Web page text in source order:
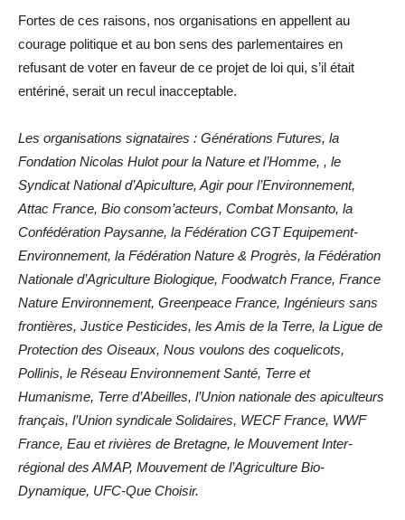
Fortes de ces raisons, nos organisations en appellent au
courage politique et au bon sens des parlementaires en
refusant de voter en faveur de ce projet de loi qui, s’il était
entériné, serait un recul inacceptable.
Les organisations signataires : Générations Futures, la
Fondation Nicolas Hulot pour la Nature et l’Homme, , le
Syndicat National d’Apiculture, Agir pour l’Environnement,
Attac France, Bio consom’acteurs, Combat Monsanto, la
Confédération Paysanne, la Fédération CGT Equipement-
Environnement, la Fédération Nature & Progrès, la Fédération
Nationale d’Agriculture Biologique, Foodwatch France, France
Nature Environnement, Greenpeace France, Ingénieurs sans
frontières, Justice Pesticides, les Amis de la Terre, la Ligue de
Protection des Oiseaux, Nous voulons des coquelicots,
Pollinis, le Réseau Environnement Santé, Terre et
Humanisme, Terre d’Abeilles, l’Union nationale des apiculteurs
français, l’Union syndicale Solidaires, WECF France, WWF
France, Eau et rivières de Bretagne, le Mouvement Inter-
régional des AMAP, Mouvement de l’Agriculture Bio-
Dynamique, UFC-Que Choisir.